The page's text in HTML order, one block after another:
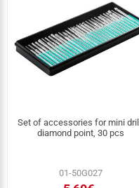
Set of accessories for mini drill,
diamond point, 30 pcs
01-50G027